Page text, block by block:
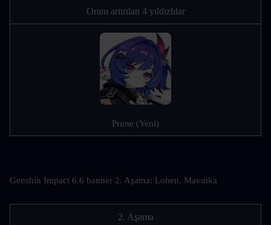
Oranı artırılan 4 yıldızlılar
Prune (Yeni)
Genshin Impact 6.6 banner 2. Aşama: Lohen, Mavuika
2. Aşama